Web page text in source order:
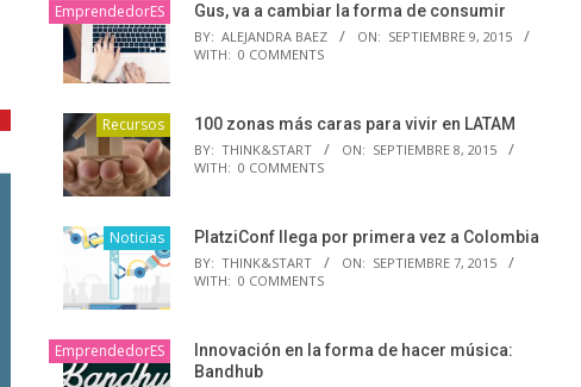
EmprendedorES Gus, va a cambiar la forma de consumir
BY: ALEJANDRA BAEZ ON: SEPTIEMBRE 9, 2015
WITH: 0 COMMENTS
Recursos 100 zonas más caras para vivir en LATAM
BY: THINK&START ON: SEPTIEMBRE 8, 2015
WITH: 0 COMMENTS
Noticias PlatziConf llega por primera vez a Colombia
BY: THINK&START ON: SEPTIEMBRE 7, 2015
WITH: 0 COMMENTS
EmprendedorES
Innovación en la forma de hacer música:
Bandhub